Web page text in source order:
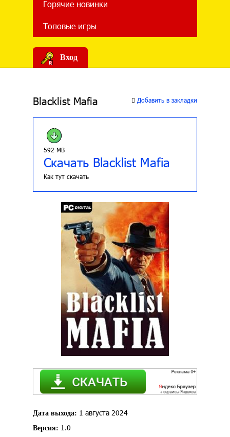
Горячие новинки
Топовые игры
Вход
Blacklist Mafia Добавить в закладки
592 MB
Скачать Blacklist Mafia
Как тут скачать
Дата выхода: 1 августа 2024
Версия: 1.0